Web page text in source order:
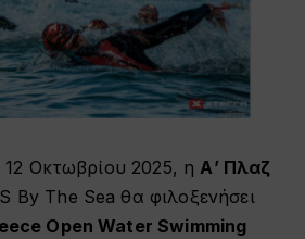
12 Οκτωβρίου 2025, η Α’ Πλαζ
By The Sea θα φιλοξενήσει
Open Water Swimming